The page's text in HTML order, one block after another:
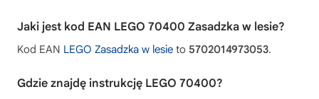
Jaki jest kod EAN LEGO 70400 Zasadzka w lesie?
Kod EAN LEGO Zasadzka w lesie to 5702014973053.
Gdzie znajdę instrukcję LEGO 70400?